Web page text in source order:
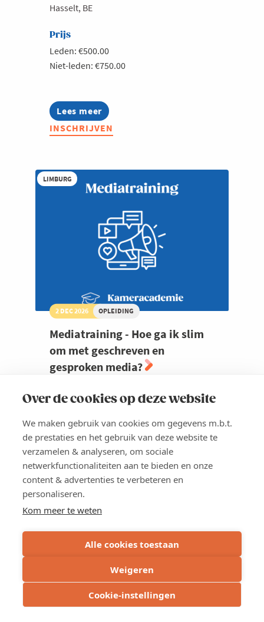
Over de cookies op deze website
We maken gebruik van cookies om gegevens m.b.t.
de prestaties en het gebruik van deze website te
verzamelen & analyseren, om sociale
netwerkfunctionaliteiten aan te bieden en onze
content & advertenties te verbeteren en
personaliseren.
Kom meer te weten
Alle cookies toestaan
Weigeren
Cookie-instellingen
Hasselt, BE
Prijs
Leden: €500.00
Niet-leden: €750.00
Lees meer
about
Blijf
vindbaar
AI:
optimaliseer
INSCHRIJVEN
LIMBURG
2 DEC 2026 OPLEIDING
Mediatraining - Hoe ga ik slim
om met geschreven en
gesproken media?
razendsnel verspreidt, is sterke
jaar ervaring gidst Jeroen Wils je door de
werking van de Belgische media en leert
hij hoe je jouw organisatie zichtbaar,
relevant en geloofwaardig positioneert.
Je krijgt praktische inzichten in het
interviews. Daarnaast ontdek je hoe je
doordacht communiceert in
wanneer het er echt toe doet. Een hands-
on opleiding voor wie strategisch en
zelfverzekerd wil communiceren in een